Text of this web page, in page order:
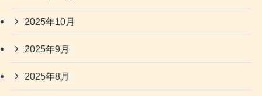
2025年10月
2025年9月
2025年8月